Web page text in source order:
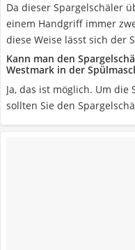
Da dieser Spargelschäler
einem Handgriff immer
diese Weise lässt sich der
Kann man den
Westmark in der
Ja, das ist möglich. Um
sollten Sie den